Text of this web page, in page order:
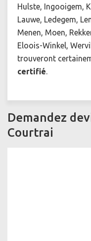
Hulste, Ingooigem,
Lauwe, Ledegem,
Menen, Moen,
Eloois-Winkel,
trouveront
certifié.
Demandez
Courtrai